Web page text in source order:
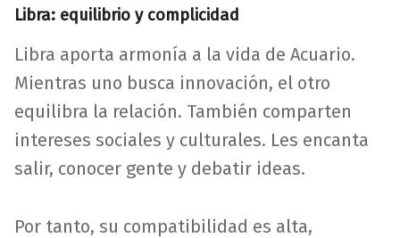
Libra: equilibrio y complicidad
Libra aporta armonía a la vida de Acuario.
Mientras uno busca innovación, el otro
equilibra la relación. También comparten
intereses sociales y culturales. Les encanta
salir, conocer gente y debatir ideas.
Por tanto, su compatibilidad es alta,